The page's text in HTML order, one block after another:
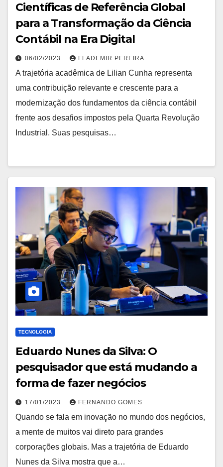
Científicas de Referência Global
para a Transformação da Ciência
Contábil na Era Digital
06/02/2023 FLADEMIR PEREIRA
A trajetória acadêmica de Lilian Cunha representa
uma contribuição relevante e crescente para a
modernização dos fundamentos da ciência contábil
frente aos desafios impostos pela Quarta Revolução
Industrial. Suas pesquisas…
TECNOLOGIA
Eduardo Nunes da Silva: O
pesquisador que está mudando a
forma de fazer negócios
17/01/2023 FERNANDO GOMES
Quando se fala em inovação no mundo dos negócios,
a mente de muitos vai direto para grandes
corporações globais. Mas a trajetória de Eduardo
Nunes da Silva mostra que a…